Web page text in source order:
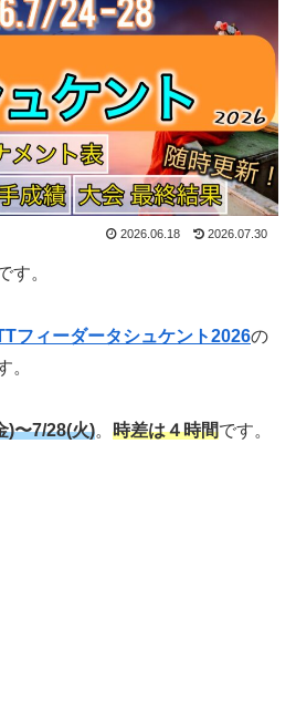
2026.06.18 2026.07.30
す。
フィーダータシュケント2026の
。
)〜7/28(火)。 時差は４時間です。